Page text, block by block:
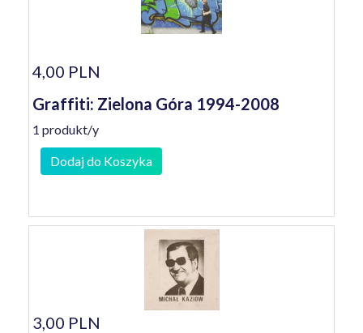
4,00 PLN
Graffiti: Zielona Góra 1994-2008
1 produkt/y
Dodaj do Koszyka
3,00 PLN